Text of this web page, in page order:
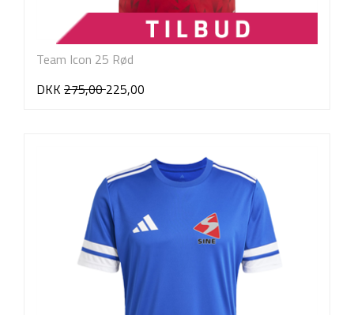
Team Icon 25 Rød
DKK 275,00225,00